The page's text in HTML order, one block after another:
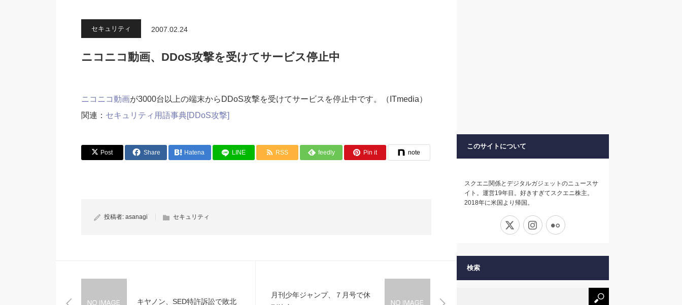
セキュリティ 2007.02.24
ニコニコ動画、DDoS攻撃を受けてサービス停止中
ニコニコ動画が3000台以上の端末からDDoS攻撃を受けてサービスを停止中です。（ITmedia）
関連： セキュリティ用語事典[DDoS攻撃]
Post Share Hatena LINE RSS feedly Pin it note
投稿者: asanagi セキュリティ
キヤノン、SED特許訴訟で敗北
月刊少年ジャンプ、７月号で休
このサイトについて
スクエニ関係とデジタルガジェットのニュースサ
イト。運営19年目。好きすぎてスクエニ株主。
2018年に米国より帰国。
Instagram
検索